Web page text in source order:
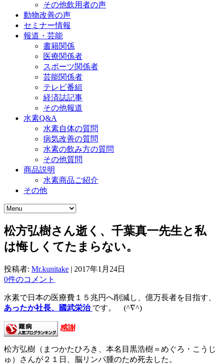
その他飲用者の声
動物改善の声
セミナー情報
報道・芸能
書籍関係
医療関係者
スポーツ関係者
芸能関係者
テレビ番組
経済誌記事
その他報道
水素Q&A
水素自体の質問
病気改善の質問
水素の飲み方の質問
その他質問
商品説明
水素商品ご紹介
その他
松方弘樹さん逝く、千葉真一先生と私
は悔しくてたまらない。
投稿者: Mr.kunitake | 2017年1月24日
0件のコメント
水素で日本の医療費１５兆円へ削減し、億万長者を目指す、
あったか社長、國武栄治 です。 (^∇^)
感謝
松方弘樹（まつかたひろき、本名目黒浩樹＝めぐろ・こうじ
ゅ）さんが２１日、脳リンパ腫のため死去した。